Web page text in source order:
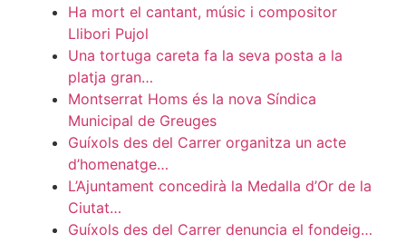
Ha mort el cantant, músic i compositor
Llibori Pujol
Una tortuga careta fa la seva posta a la
platja gran…
Montserrat Homs és la nova Síndica
Municipal de Greuges
Guíxols des del Carrer organitza un acte
d’homenatge…
L’Ajuntament concedirà la Medalla d’Or de la
Ciutat…
Guíxols des del Carrer denuncia el fondeig…